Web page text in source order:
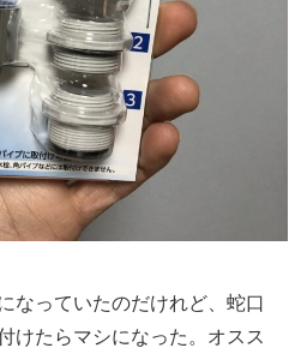
なっていたのだけれど、蛇口
けたらマシになった。オスス